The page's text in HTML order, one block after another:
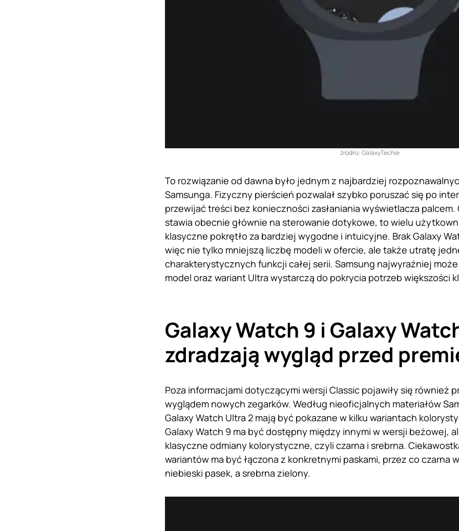
źródło: GalaxyTechie
To rozwiązanie od dawna było jednym z najbardziej
Samsunga. Fizyczny pierścień pozwalał szybko poruszać się po
przewijać treści bez konieczności zasłaniania wyświetlacza
stawia obecnie głównie na sterowanie dotykowe, to wielu
klasyczne pokrętło za bardziej wygodne i intuicyjne. Brak Galaxy
więc nie tylko mniejszą liczbę modeli w ofercie, ale także utratę
charakterystycznych funkcji całej serii. Samsung najwyraźniej
model oraz wariant Ultra wystarczą do pokrycia potrzeb większości
Galaxy Watch 9 i Galaxy
zdradzają wygląd przed
Poza informacjami dotyczącymi wersji Classic pojawiły się również
wyglądem nowych zegarków. Według nieoficjalnych materiałów
Galaxy Watch Ultra 2 mają być pokazane w kilku wariantach
Galaxy Watch 9 ma być dostępny między innymi w wersji beżowej,
klasyczne odmiany kolorystyczne, czyli czarna i srebrna.
wariantów ma być łączona z konkretnymi paskami, przez co czarna
niebieski pasek, a srebrna zielony.